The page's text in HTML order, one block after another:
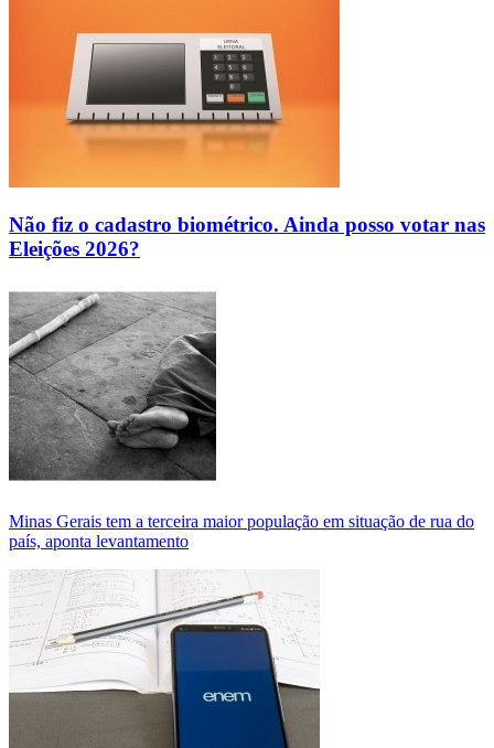
Não fiz o cadastro biométrico. Ainda posso votar nas
Eleições 2026?
Minas Gerais tem a terceira maior população em situação de rua do
país, aponta levantamento